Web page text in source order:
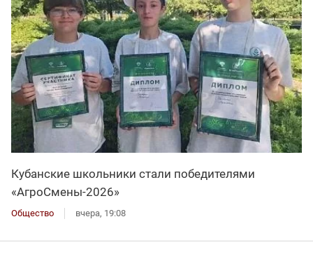
Кубанские школьники стали победителями
«АгроСмены-2026»
Общество вчера, 19:08